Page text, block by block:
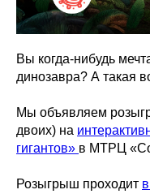
Вы когда-нибудь
динозавра? А такая
Мы объявляем
двоих) на
гигантов» в МТРЦ
Розыгрыш проходит